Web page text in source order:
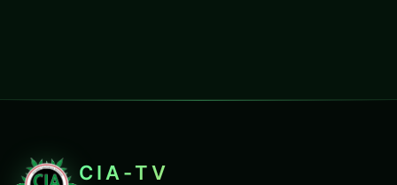
CIA-TV